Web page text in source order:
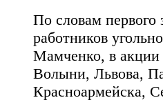
По словам первого
работников
Мамченко, в
Волыни, Львова,
Красноармейска,